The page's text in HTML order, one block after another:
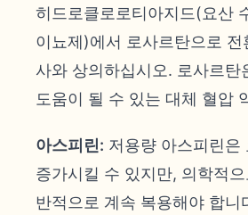
히드로클로로티아지드(요산
이뇨제)에서 로사르탄으로 전
사와 상의하십시오. 로사르탄
도움이 될 수 있는 대체 혈압
아스피린: 저용량 아스피린은
증가시킬 수 있지만, 의학적
반적으로 계속 복용해야 합니